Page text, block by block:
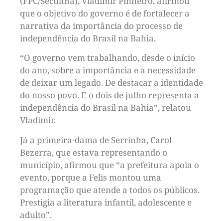
que o objetivo do governo é de fortalecer a
narrativa da importância do processo de
independência do Brasil na Bahia.
“O governo vem trabalhando, desde o início
do ano, sobre a importância e a necessidade
de deixar um legado. De destacar a identidade
do nosso povo. E o dois de julho representa a
independência do Brasil na Bahia”, relatou
Vladimir.
Já a primeira-dama de Serrinha, Carol
Bezerra, que estava representando o
município, afirmou que “a prefeitura apoia o
evento, porque a Felis montou uma
programação que atende a todos os públicos.
Prestigia a literatura infantil, adolescente e
adulto”.